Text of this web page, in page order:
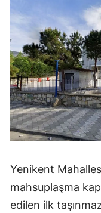
Yenikent
mahsuplaşma
edilen ilk